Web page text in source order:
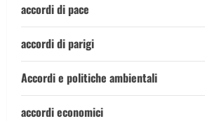
accordi di pace
accordi di parigi
Accordi e politiche ambientali
accordi economici